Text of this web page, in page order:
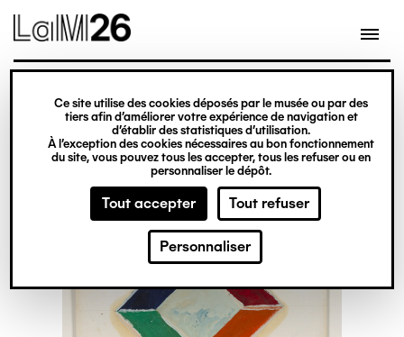
Gestion des cookies
Ce site utilise des cookies déposés par le musée ou par des
tiers afin d’améliorer votre expérience de navigation et
d’établir des statistiques d’utilisation.
À l’exception des cookies nécessaires au bon fonctionnement
du site, vous pouvez tous les accepter, tous les refuser ou en
personnaliser le dépôt.
Tout accepter Tout refuser
Personnaliser
contenu